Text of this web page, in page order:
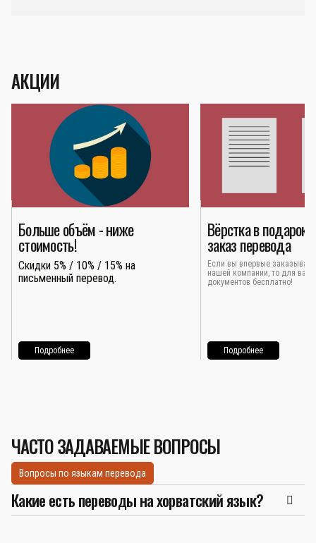
АКЦИИ
Больше объём - ниже
стоимость!
Скидки 5% / 10% / 15% на
письменный перевод.
Подробнее
Вёрстка в подарок
заказ перевода
Если вы впервые
нашей компании, то для вас
документов бесплатно!
Подробнее
ЧАСТО ЗАДАВАЕМЫЕ ВОПРОСЫ
Вопросы по языкам перевода
Какие есть переводы на хорватский язык?